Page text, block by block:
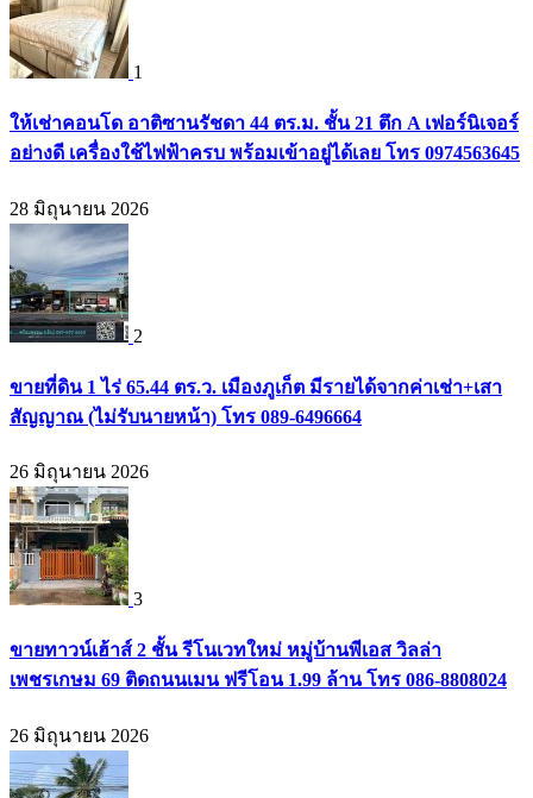
1
ให้เช่าคอนโด อาติซานรัชดา 44 ตร.ม. ชั้น 21 ตึก A เฟอร์นิเจอร์
อย่างดี เครื่องใช้ไฟฟ้าครบ พร้อมเข้าอยู่ได้เลย โทร 0974563645
28 มิถุนายน 2026
2
ขายที่ดิน 1 ไร่ 65.44 ตร.ว. เมืองภูเก็ต มีรายได้จากค่าเช่า+เสา
สัญญาณ (ไม่รับนายหน้า) โทร 089-6496664
26 มิถุนายน 2026
3
ขายทาวน์เฮ้าส์ 2 ชั้น รีโนเวทใหม่ หมู่บ้านพีเอส วิลล่า
เพชรเกษม 69 ติดถนนเมน ฟรีโอน 1.99 ล้าน โทร 086-8808024
26 มิถุนายน 2026